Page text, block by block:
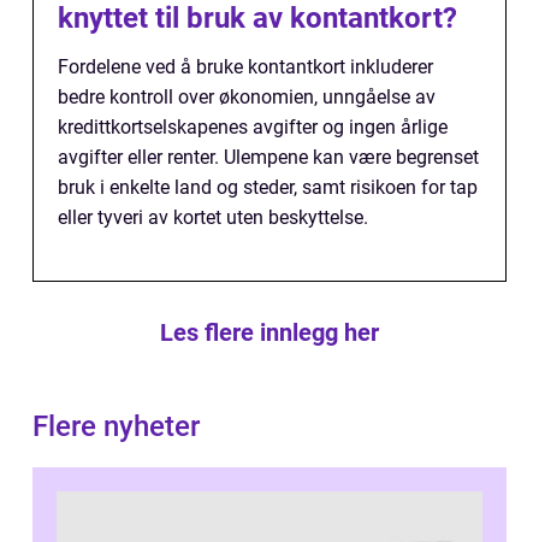
knyttet til bruk av kontantkort?
Fordelene ved å bruke kontantkort inkluderer
bedre kontroll over økonomien, unngåelse av
kredittkortselskapenes avgifter og ingen årlige
avgifter eller renter. Ulempene kan være begrenset
bruk i enkelte land og steder, samt risikoen for tap
eller tyveri av kortet uten beskyttelse.
Les flere innlegg her
Flere nyheter